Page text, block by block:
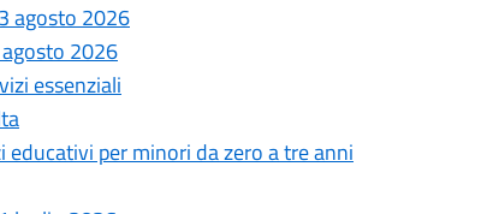
agosto 2026
2026
essenziali
per minori da zero a tre anni